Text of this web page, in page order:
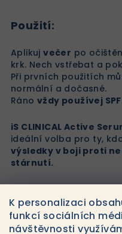
K personalizaci
funkcí sociálních
návštěvnosti
Použití:
Aplikujvečer po
krk. Nech vstřebat a
Při prvních použitích
normální a dočasné.
Ráno vždy používej SPF
iS CLINICAL Active
ideální volba pro ty,
výsledky v boji proti
stárnutí.